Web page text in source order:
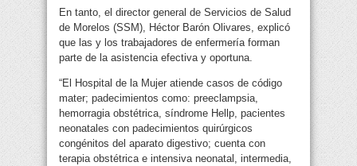
En tanto, el director general de Servicios de Salud
de Morelos (SSM), Héctor Barón Olivares, explicó
que las y los trabajadores de enfermería forman
parte de la asistencia efectiva y oportuna.
“El Hospital de la Mujer atiende casos de código
mater; padecimientos como: preeclampsia,
hemorragia obstétrica, síndrome Hellp, pacientes
neonatales con padecimientos quirúrgicos
congénitos del aparato digestivo; cuenta con
terapia obstétrica e intensiva neonatal, intermedia,